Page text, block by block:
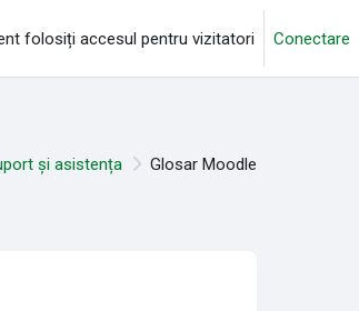
folosiți accesul pentru vizitatori Conectare
și asistența Glosar Moodle